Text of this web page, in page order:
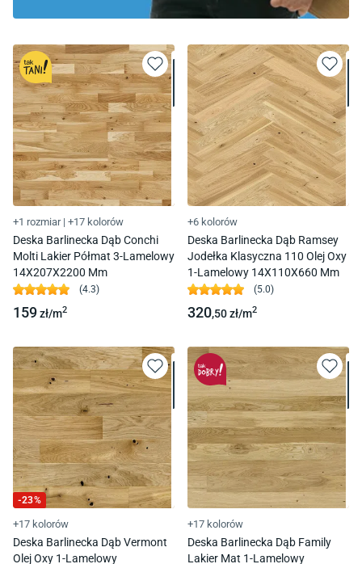
+1 rozmiar | +17 kolorów
Deska Barlinecka Dąb Conchi
Molti Lakier Półmat 3-Lamelowy
14X207X2200 Mm
(4.3)
159zł/m2
+6 kolorów
Deska Barlinecka Dąb Ramsey
Jodełka Klasyczna 110 Olej Oxy
1-Lamelowy 14X110X660 Mm
(5.0)
320,50zł/m2
-23%
+17 kolorów
Deska Barlinecka Dąb Vermont
Olej Oxy 1-Lamelowy
+17 kolorów
Deska Barlinecka Dąb Family
Lakier Mat 1-Lamelowy